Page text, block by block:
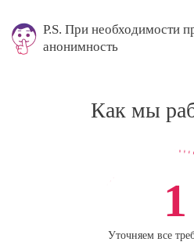
P.S. При необходимости
анонимность
Как мы
1
Уточняем все